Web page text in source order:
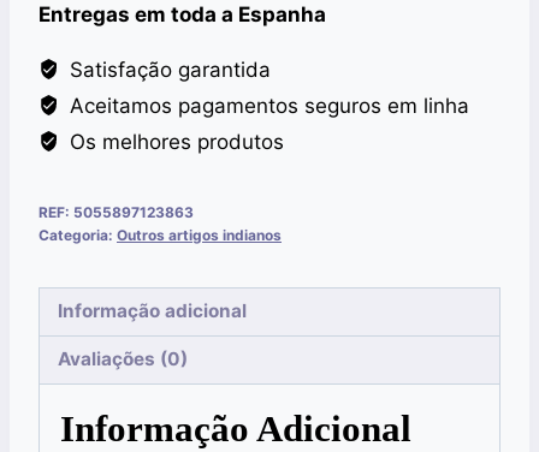
Entregas em toda a Espanha
Satisfação garantida
Aceitamos pagamentos seguros em linha
Os melhores produtos
REF: 5055897123863
Categoria: Outros artigos indianos
Informação adicional
Avaliações (0)
Informação Adicional